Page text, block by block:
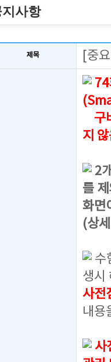
지사항
제목
[중
74
구
지
2
를
화면
(상
수
생시
사전
내용
사